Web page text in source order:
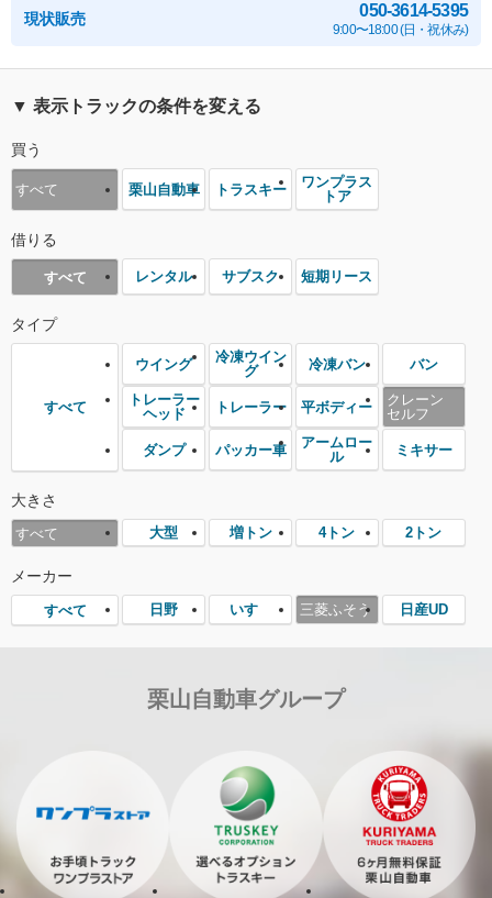
現状販売 050-3614-5395
9:00〜18:00 (日・祝休み)
▼ 表示トラックの条件を変える
買う
すべて 栗山自動車 トラスキー
ワンプラス
トア
借りる
すべて レンタル サブスク 短期リース
タイプ
すべて
ウイング
冷凍ウイン
グ
冷凍バン バン
トレーラー
ヘッド
トレーラー 平ボディー
クレーン
セルフ
ダンプ パッカー車
アームロー
ル
ミキサー
大きさ
すべて 大型 増トン 4トン 2トン
メーカー
すべて 日野 いすゞ 三菱ふそう 日産UD
栗山自動車グループ